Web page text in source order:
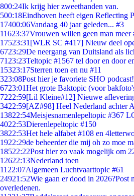
800:24Ik krijg hier zweethanden van.
500:18Eindhoven heeft eigen Reflecting
17400:06Vandaag 40 jaar geleden... #3
11623:37Vrouwen willen geen man meer
17523:31 [WLR SC #417] Nieuw deel
6723:29De neergang van Duitsland als
71 23:23Teltopic #1567 tel door en door
15323:17Sterren toen en nu #11
323:08Post hier je favoriete SHO podcast!
6723:01Het grote Baktopic (voor
7222:59[Lil Kleine#12] Nieuwe
3422:59[AZ#98] Heel Nederland achter
13822:54Meisjesnamenlepeltopic #367
4022:53Dierenlepeltopic #150
3822:53Het hele alfabet #108 en
1922:29de beheerder die mij oh zo moe
18522:22Post hier zo vaak mogelijk om
12622:13Nederland toen
11 22:07Algemeen Luchtvaarttopic #61
24921:52Wie gaan er dood in 2026?Post
overledenen.